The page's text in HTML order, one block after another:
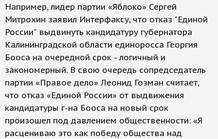
Например, лидер партии «Яблоко» Сергей
Митрохин заявил Интерфаксу, что отказ "Единой
России" выдвинуть кандидатуру губернатора
Калининградской области единоросса Георгия
Бооса на очередной срок - логичный и
закономерный. В свою очередь сопредседатель
партии «Правое дело» Леонид Гозман считает,
что отказ «Единой России» от выдвижения
кандидатуры г-на Бооса на новый срок
произошел под давлением общественности: «Я
расцениваю это как победу общества над